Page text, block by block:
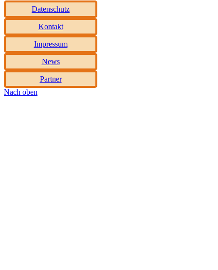
Datenschutz
Kontakt
Impressum
News
Partner
Nach oben